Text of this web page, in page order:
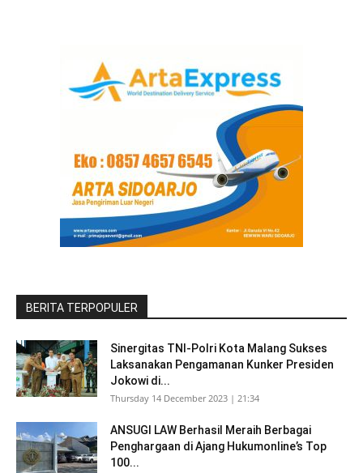
BERITA TERPOPULER
Sinergitas TNI-Polri Kota Malang Sukses
Laksanakan Pengamanan Kunker Presiden
Jokowi di...
Thursday 14 December 2023 | 21:34
ANSUGI LAW Berhasil Meraih Berbagai
Penghargaan di Ajang Hukumonline’s Top
100...